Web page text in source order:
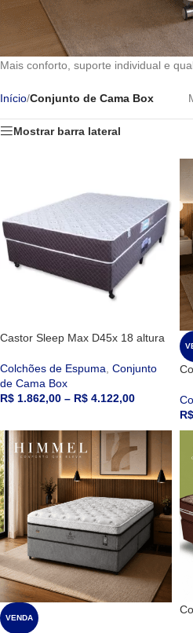
Mais conforto, suporte individual e
Início/Conjunto de Cama Box
Mostrar barra lateral
Castor Sleep Max D45x 18 altura
Colchões de Espuma Conjunto
de Cama Box
R$ 1.862,00 – R$ 4.122,00
R$
VENDA